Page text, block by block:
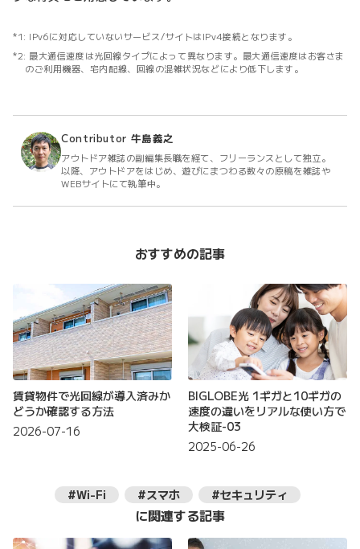
IPv6に対応していないサービス/サイトはIPv4接続となります。
最大通信速度は光回線タイプによって異なります。最大通信速度はお客さま
のご利用機器、宅内配線、回線の混雑状況などにより低下します。
Contributor 牛島義之
アウトドア雑誌の副編集長職を経て、フリーランスとして独立。
以降、アウトドアをはじめ、遊びにまつわる数々の原稿を雑誌や
WEBサイトにて執筆中。
おすすめの記事
賃貸物件で光回線が導入済みか
どうか確認する方法
2026-07-16
BIGLOBE光 1ギガと10ギガの
速度の違いをリアルな使い方で
大検証-03
2025-06-26
#Wi-Fi #スマホ #セキュリティ
に関連する記事